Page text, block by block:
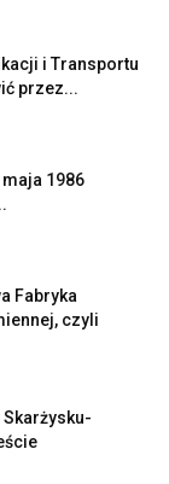
i Transportu
przez...
1986
Fabryka
czyli
Skarżysku-